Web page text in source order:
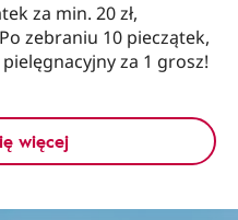
za min. 20 zł,
zebraniu 10 pieczątek,
za 1 grosz!
więcej